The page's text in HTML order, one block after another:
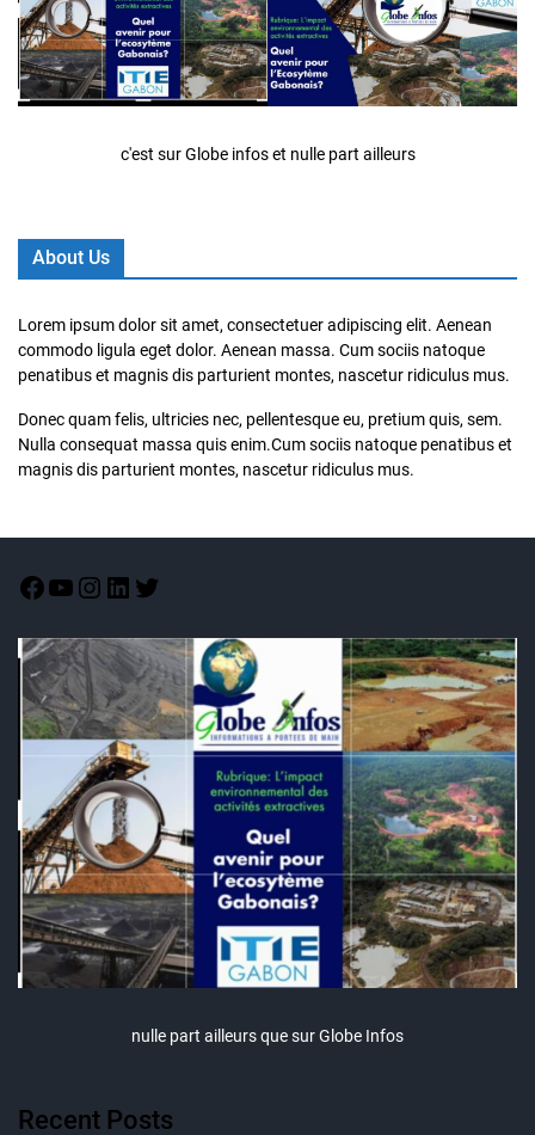
c'est sur Globe infos et nulle part ailleurs
About Us
Lorem ipsum dolor sit amet, consectetuer adipiscing elit. Aenean
commodo ligula eget dolor. Aenean massa. Cum sociis natoque
penatibus et magnis dis parturient montes, nascetur ridiculus mus.
Donec quam felis, ultricies nec, pellentesque eu, pretium quis, sem.
Nulla consequat massa quis enim.Cum sociis natoque penatibus et
magnis dis parturient montes, nascetur ridiculus mus.
nulle part ailleurs que sur Globe Infos
Recent Posts